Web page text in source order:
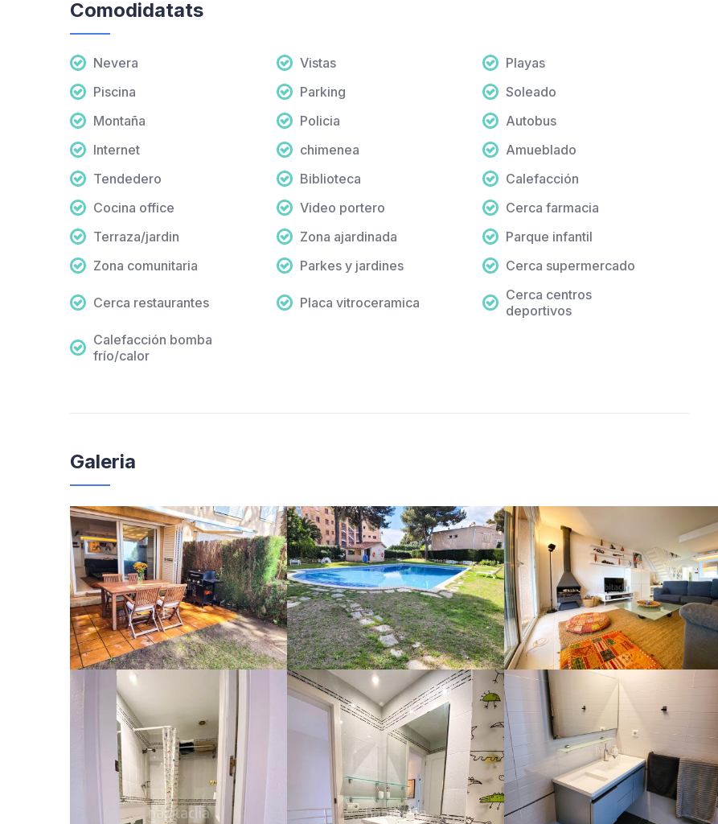
Comodidatats
Nevera Vistas
Playas
Piscina
Parking
Soleado
Montaña
Policia
Autobus
Internet
chimenea
Amueblado
Tendedero
Biblioteca
Calefacción
Cocina office
Video portero
Cerca farmacia
Terraza/jardin
Zona ajardinada
Parque infantil
Zona comunitaria
Parkes y jardines Cerca supermercado
Cerca restaurantes Placa vitroceramica
Cerca centros
deportivos
Calefacción bomba
frío/calor
Galeria